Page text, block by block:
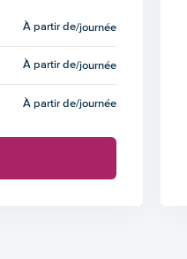
À partir de/journée
À partir de/journée
À partir de/journée